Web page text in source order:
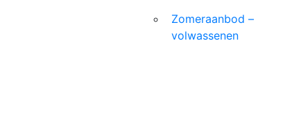
Zomeraanbod –
volwassenen